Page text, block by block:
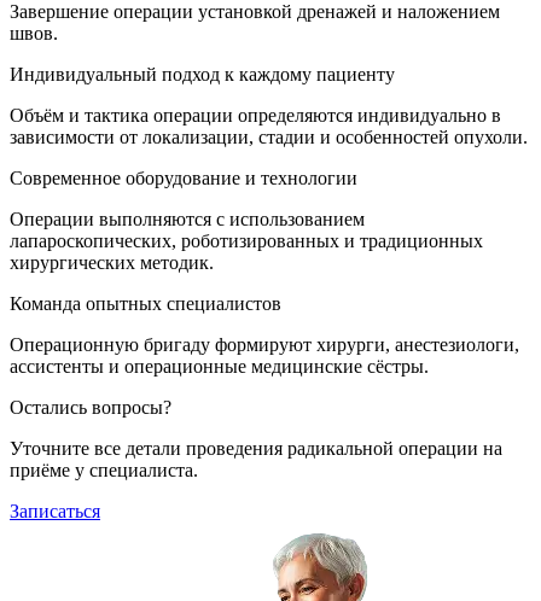
Завершение операции установкой дренажей и наложением
швов.
Индивидуальный подход к каждому пациенту
Объём и тактика операции определяются индивидуально в
зависимости от локализации, стадии и особенностей опухоли.
Современное оборудование и технологии
Операции выполняются с использованием
лапароскопических, роботизированных и традиционных
хирургических методик.
Команда опытных специалистов
Операционную бригаду формируют хирурги, анестезиологи,
ассистенты и операционные медицинские сёстры.
Остались вопросы?
Уточните все детали проведения радикальной операции на
приёме у специалиста.
Записаться